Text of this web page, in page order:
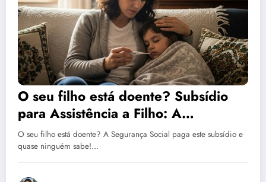
O seu filho está doente? Subsídio
para Assistência a Filho: A
Segurança Social paga este subsídio
e quase ninguém sabe!
O seu filho está doente? A Segurança Social paga este subsídio e
quase ninguém sabe!…